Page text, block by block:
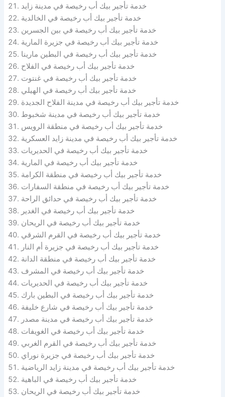
خدمة تأجير بيك أب رخيصة في مدينة زايد
خدمة تأجير بيك أب رخيصة في الخالدية
خدمة تأجير بيك أب رخيصة في بين الجسرين
خدمة تأجير بيك أب رخيصة في جزيرة المارية
خدمة تأجير بيك أب رخيصة في البطين مارينا
خدمة تأجير بيك أب رخيصة في الفلاح
خدمة تأجير بيك أب رخيصة في غنتوت
خدمة تأجير بيك أب رخيصة في الهيلي
خدمة تأجير بيك أب رخيصة في مدينة الفلاح الجديدة
خدمة تأجير بيك أب رخيصة في مدينة شخبوط
خدمة تأجير بيك أب رخيصة في منطقة الرويس
خدمة تأجير بيك أب رخيصة في مدينة زايد العسكرية
خدمة تأجير بيك أب رخيصة في الحديريات
خدمة تأجير بيك أب رخيصة في المارية
خدمة تأجير بيك أب رخيصة في منطقة الكرامة
خدمة تأجير بيك أب رخيصة في منطقة السفارات
خدمة تأجير بيك أب رخيصة في حدائق الراحة
خدمة تأجير بيك أب رخيصة في الغدير
خدمة تأجير بيك أب رخيصة في الريحان
خدمة تأجير بيك أب رخيصة في القرم الشرقي
خدمة تأجير بيك أب رخيصة في جزيرة أم النار
خدمة تأجير بيك أب رخيصة في منطقة الدانة
خدمة تأجير بيك أب رخيصة في المشرف
خدمة تأجير بيك أب رخيصة في الحديريات
خدمة تأجير بيك أب رخيصة في البطين بارك
خدمة تأجير بيك أب رخيصة في شارع خليفة
خدمة تأجير بيك أب رخيصة في مدينة مصدر
خدمة تأجير بيك أب رخيصة في الغويفات
خدمة تأجير بيك أب رخيصة في القرم الغربي
خدمة تأجير بيك أب رخيصة في جزيرة نوراي
خدمة تأجير بيك أب رخيصة في مدينة زايد الرياضية
خدمة تأجير بيك أب رخيصة في الباهية
خدمة تأجير بيك أب رخيصة في الريحان